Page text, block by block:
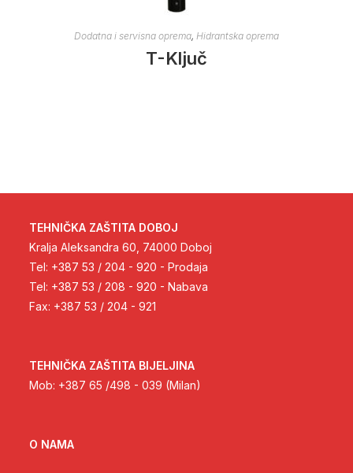
Dodatna i servisna oprema, Hidrantska oprema
T-Ključ
TEHNIČKA ZAŠTITA DOBOJ
Kralja Aleksandra 60, 74000 Doboj
Tel: +387 53 / 204 - 920 - Prodaja
Tel: +387 53 / 208 - 920 - Nabava
Fax: +387 53 / 204 - 921
TEHNIČKA ZAŠTITA BIJELJINA
Mob: +387 65 /498 - 039 (Milan)
O NAMA